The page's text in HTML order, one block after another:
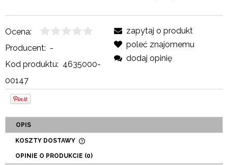
Ocena:
Producent: -
Kod produktu: 4635000-
00147
zapytaj o produkt
poleć znajomemu
dodaj opinię
OPIS
KOSZTY DOSTAWY
PŁATNOŚCI
OPINIE O PRODUKCIE (0)